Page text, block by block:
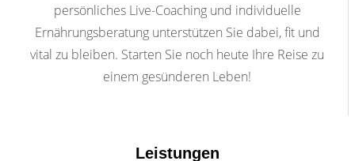
persönliches Live-Coaching und individuelle
Ernährungsberatung unterstützen Sie dabei, fit und
vital zu bleiben. Starten Sie noch heute Ihre Reise zu
einem gesünderen Leben!
Leistungen